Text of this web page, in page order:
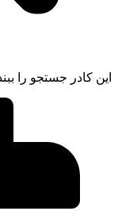
جستجو را ببندید.